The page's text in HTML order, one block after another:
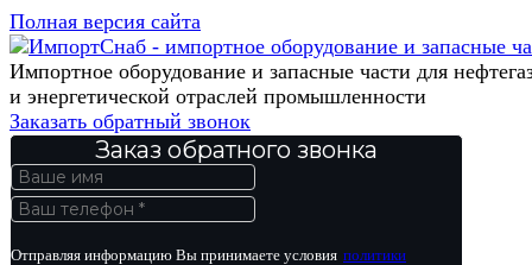
Полная версия сайта
Импортное оборудование и запасные части для
и энергетической отраслей промышленности
Заказать обратный звонок
Заказ обратного звонка
Отправляя информацию Вы принимаете условия политики